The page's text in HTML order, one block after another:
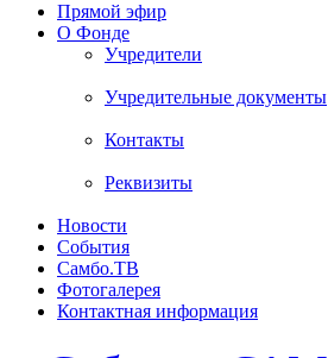
Прямой эфир
О Фонде
Учредители
Учредительные документы
Контакты
Реквизиты
Новости
События
Самбо.ТВ
Фотогалерея
Контактная информация